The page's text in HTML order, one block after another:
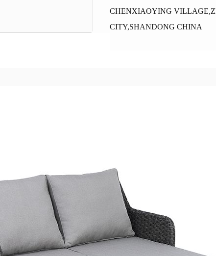
CHENXIAOYING
CITY,SHANDONG CHINA